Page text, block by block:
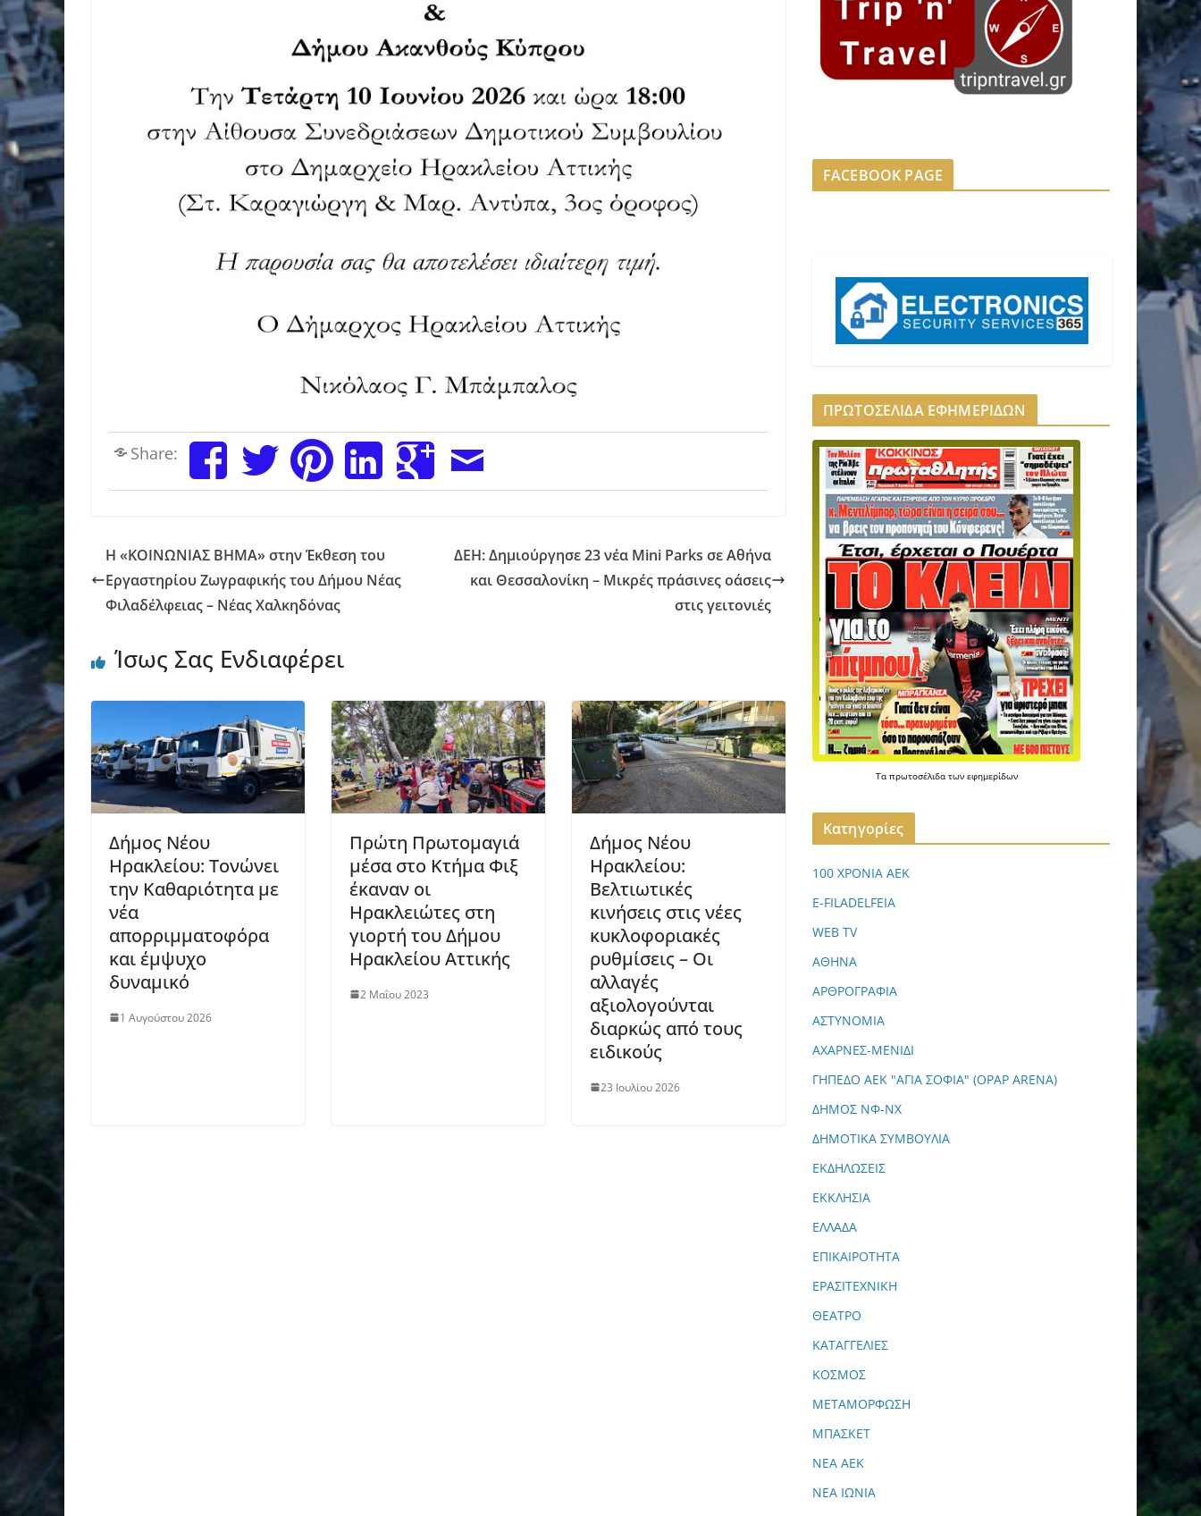
Share:
Η «ΚΟΙΝΩΝΙΑΣ ΒΗΜΑ» στην Έκθεση του
Εργαστηρίου Ζωγραφικής του Δήμου Νέας
Φιλαδέλφειας – Νέας Χαλκηδόνας
ΔΕΗ: Δημιούργησε 23 νέα Mini Parks σε Αθήνα
και Θεσσαλονίκη – Μικρές πράσινες οάσεις
στις γειτονιές
Ίσως Σας Ενδιαφέρει
Δήμος Νέου
Ηρακλείου: Τονώνει
την Καθαριότητα με
νέα
απορριμματοφόρα
και έμψυχο
δυναμικό
1 Αυγούστου 2026
Πρώτη Πρωτομαγιά
μέσα στο Κτήμα Φιξ
έκαναν οι
Ηρακλειώτες στη
γιορτή του Δήμου
Ηρακλείου Αττικής
2 Μαΐου 2023
Δήμος Νέου
Ηρακλείου:
Βελτιωτικές
κινήσεις στις νέες
κυκλοφοριακές
ρυθμίσεις – Οι
αλλαγές
αξιολογούνται
διαρκώς από τους
ειδικούς
23 Ιουλίου 2026
FACEBOOK PAGE
ΠΡΩΤΟΣΕΛΙΔΑ ΕΦΗΜΕΡΙΔΩΝ
Τα πρωτοσέλιδα των εφημερίδων
Kατηγορίες
100 ΧΡΟΝΙΑ ΑΕΚ
E-FILADELFEIA
WEB TV
ΑΘΗΝΑ
ΑΡΘΡΟΓΡΑΦΙΑ
ΑΣΤΥΝΟΜΙΑ
ΑΧΑΡΝΕΣ-ΜΕΝΙΔΙ
ΓΗΠΕΔΟ ΑΕΚ "ΑΓΙΑ ΣΟΦΙΑ" (OPAP ARENA)
ΔΗΜΟΣ ΝΦ-ΝΧ
ΔΗΜΟΤΙΚΑ ΣΥΜΒΟΥΛΙΑ
ΕΚΔΗΛΩΣΕΙΣ
ΕΚΚΛΗΣΙΑ
ΕΛΛΑΔΑ
ΕΠΙΚΑΙΡΟΤΗΤΑ
ΕΡΑΣΙΤΕΧΝΙΚΗ
ΘΕΑΤΡΟ
ΚΑΤΑΓΓΕΛΙΕΣ
ΚΟΣΜΟΣ
ΜΕΤΑΜΟΡΦΩΣΗ
ΜΠΑΣΚΕΤ
ΝΕΑ ΑΕΚ
ΝΕΑ ΙΩΝΙΑ